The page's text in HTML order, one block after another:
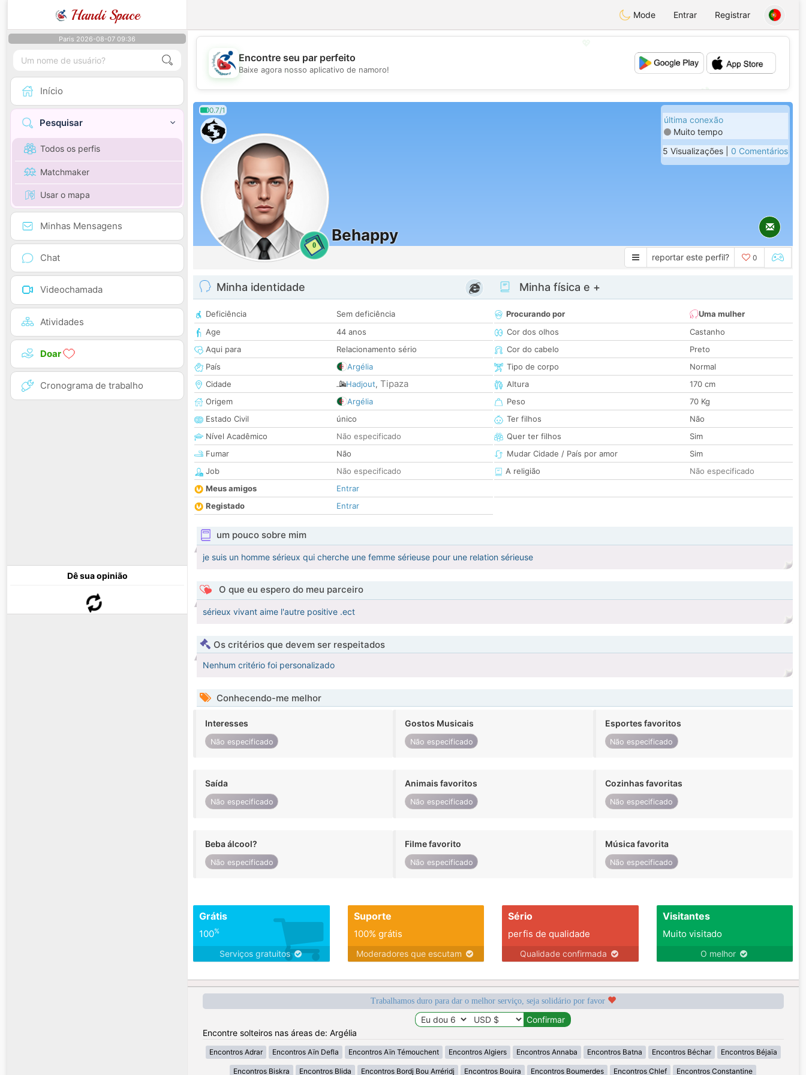
Handi Space Mode Entrar Registrar
Paris 2026-08-07 09:36
Início
Pesquisar
Todos os perfis
Matchmaker
Usar o mapa
Minhas Mensagens
Chat
Videochamada
Atividades
Doar
Cronograma de trabalho
Dê sua opinião
💖
💕
Encontre seu par perfeito
Baixe agora nosso aplicativo de namoro!
0.7/1
0
Behappy
última conexão
Muito tempo
5 Visualizações | 0 Comentários
reportar este perfil? 0
Minha identidade
Deficiência
Sem deficiência
Age
44 anos
Aqui para
Relacionamento sério
País
Argélia
Cidade
Hadjout, Tipaza
Origem
Argélia
Estado Civil
único
Nível Acadêmico
Não especificado
Fumar
Não
Job
Não especificado
Meus amigos
Entrar
Registado
Entrar
Minha física e +
Procurando por
Uma mulher
Cor dos olhos
Castanho
Cor do cabelo
Preto
Tipo de corpo
Normal
Altura
170 cm
Peso
70 Kg
Ter filhos
Não
Quer ter filhos
Sim
Mudar Cidade / País por amor
Sim
A religião
Não especificado
um pouco sobre mim
je suis un homme sérieux qui cherche une femme sérieuse pour une relation sérieuse
O que eu espero do meu parceiro
sérieux vivant aime l'autre positive .ect
Os critérios que devem ser respeitados
Nenhum critério foi personalizado
Conhecendo-me melhor
Interesses
Não especificado
Gostos Musicais
Não especificado
Esportes favoritos
Não especificado
Saída
Não especificado
Animais favoritos
Não especificado
Cozinhas favoritas
Não especificado
Beba álcool?
Não especificado
Filme favorito
Não especificado
Música favorita
Não especificado
Grátis
100%
Serviços gratuitos
Suporte
100% grátis
Moderadores que escutam
Sério
perfis de qualidade
Qualidade confirmada
Visitantes
Muito visitado
O melhor
Trabalhamos duro para dar o melhor serviço, seja solidário por favor
Encontre solteiros nas áreas de: Argélia
Encontros Adrar Encontros Aïn Defla Encontros Aïn Témouchent Encontros Algiers Encontros Annaba Encontros Batna Encontros Béchar Encontros Béjaïa
Encontros Biskra Encontros Blida Encontros Bordj Bou Arréridj Encontros Bouira Encontros Boumerdes Encontros Chlef Encontros Constantine